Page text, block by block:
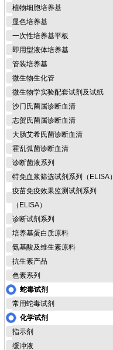
植物细胞培养基
显色培养基
一次性培养基平板
即用型液体培养基
管装培养基
微生物生化管
微生物学实验配套试剂及试纸
沙门氏菌属诊断血清
志贺氏菌属诊断血清
大肠艾希氏菌诊断血清
霍乱弧菌诊断血清
诊断菌液系列
特免血浆筛选试剂系列（ELISA）
疫苗免疫效果监测试剂系列
（ELISA）
诊断试剂系列
培养基蛋白质原料
氨基酸及维生素原料
抗生素产品
色素系列
蛇毒试剂
常用蛇毒试剂
化学试剂
指示剂
缓冲液